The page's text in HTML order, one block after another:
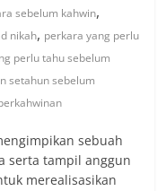
sebelum kahwin,
nikah, perkara yang perlu
perlu tahu sebelum
setahun sebelum
sebuah
serta tampil anggun
merealisasikan